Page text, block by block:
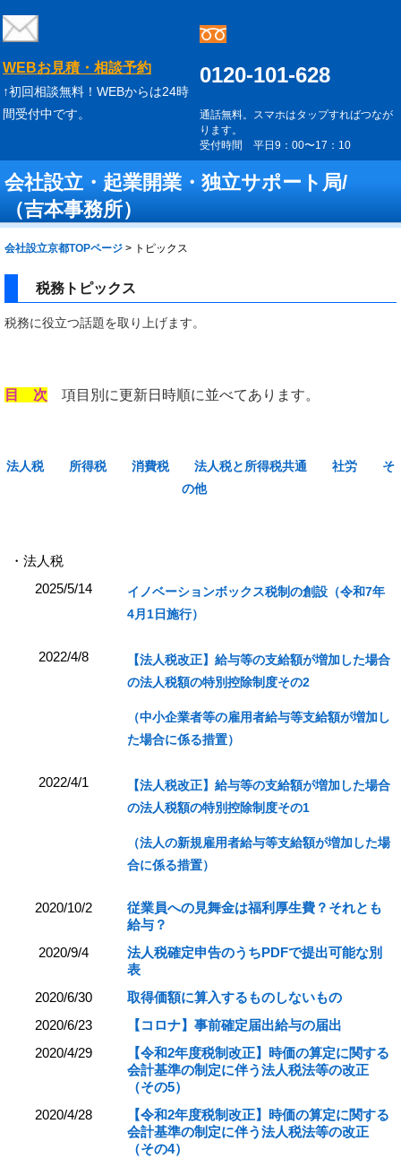
WEBお見積・相談予約
↑初回相談無料！WEBからは24時
間受付中です。
0120-101-628
通話無料。スマホはタップすればつなが
ります。
受付時間 平日9：00〜17：10
会社設立・起業開業・独立サポート局/
（吉本事務所）
会社設立京都TOPページ > トピックス
税務トピックス
税務に役立つ話題を取り上げます。
目 次 項目別に更新日時順に並べてあります。
法人税 所得税 消費税 法人税と所得税共通 社労
そ
の他
・法人税
2025/5/14
イノベーションボックス税制の創設（令和7年
4月1日施行）
2022/4/8
【法人税改正】給与等の支給額が増加した場合
の法人税額の特別控除制度その2
（中小企業者等の雇用者給与等支給額が増加し
た場合に係る措置）
2022/4/1
【法人税改正】給与等の支給額が増加した場合
の法人税額の特別控除制度その1
（法人の新規雇用者給与等支給額が増加した場
合に係る措置）
2020/10/2
従業員への見舞金は福利厚生費？それとも
給与？
2020/9/4
法人税確定申告のうちPDFで提出可能な別
表
2020/6/30
取得価額に算入するものしないもの
2020/6/23
【コロナ】事前確定届出給与の届出
2020/4/29
【令和2年度税制改正】時価の算定に関する
会計基準の制定に伴う法人税法等の改正
（その5）
2020/4/28
【令和2年度税制改正】時価の算定に関する
会計基準の制定に伴う法人税法等の改正
（その4）